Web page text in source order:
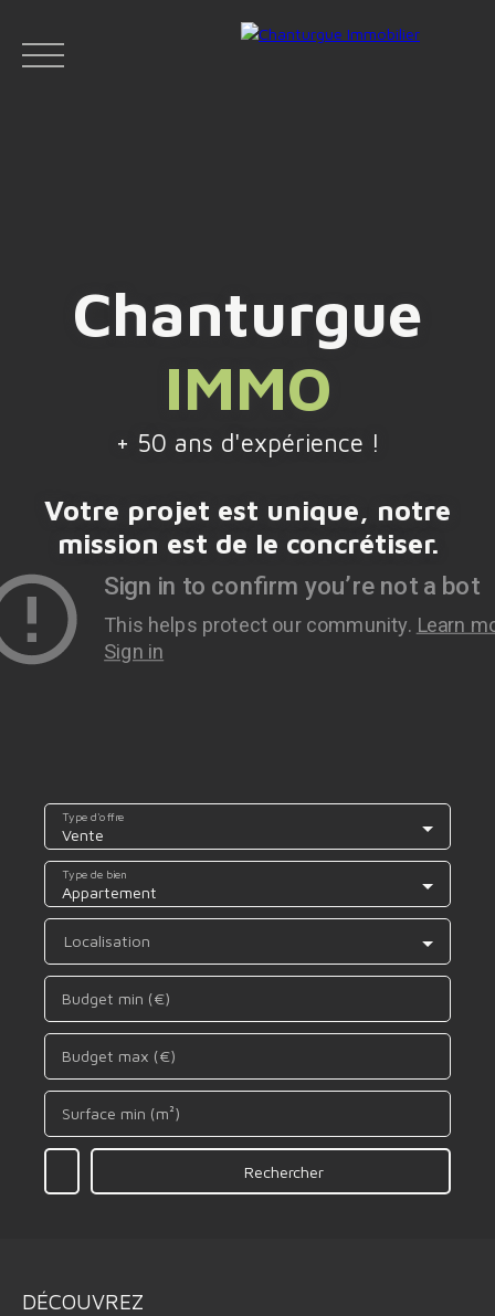
Espace
vendeur
Face
boo
k
Chanturgue
IMMO
+ 50 ans d'expérience !
Votre projet est unique, notre
mission est de le concrétiser.
Vente
Type d'offre
Appartement
Type de bien
Localisation
Budget min (€)
Budget max (€)
Surface min (m²)
Rechercher
DÉCOUVREZ